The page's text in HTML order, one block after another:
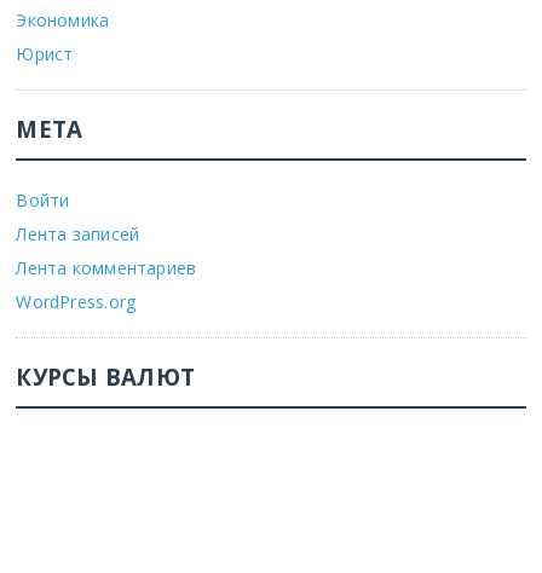
Экономика
Юрист
МЕТА
Войти
Лента записей
Лента комментариев
WordPress.org
КУРСЫ ВАЛЮТ